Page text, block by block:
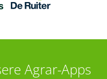
Agrar-Apps